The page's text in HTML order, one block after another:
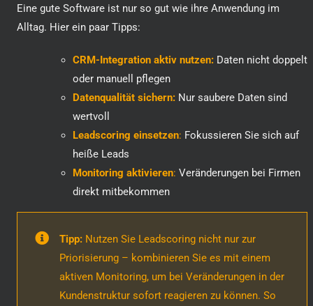
Eine gute Software ist nur so gut wie ihre Anwendung im
Alltag. Hier ein paar Tipps:
CRM-Integration aktiv nutzen:Daten nicht doppelt
oder manuell pflegen
Datenqualität sichern: Nur saubere Daten sind
wertvoll
Leadscoring einsetzen: Fokussieren Sie sich auf
heiße Leads
Monitoring aktivieren: Veränderungen bei Firmen
direkt mitbekommen
Tipp:Nutzen Sie Leadscoring nicht nur zur
Priorisierung – kombinieren Sie es mit einem
aktiven Monitoring, um bei Veränderungen in der
Kundenstruktur sofort reagieren zu können. So